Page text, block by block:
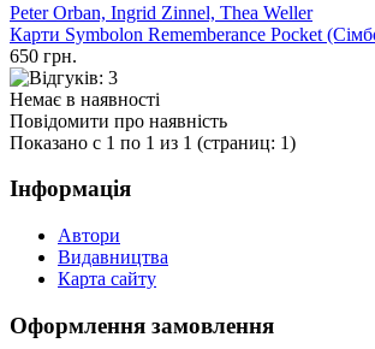
Peter Orban, Ingrid Zinnel, Thea Weller
Карти Symbolon Rememberance Pocket
650 грн.
Немає в наявності
Повідомити про наявність
Показано с 1 по 1 из 1 (страниц: 1)
Інформація
Автори
Видавництва
Карта сайту
Оформлення замовлення